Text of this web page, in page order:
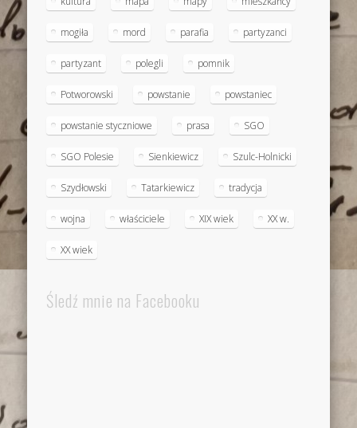
mogiła mord parafia partyzanci
partyzant polegli pomnik
Potworowski powstanie powstaniec
powstanie styczniowe prasa SGO
SGO Polesie Sienkiewicz Szulc-Holnicki
Szydłowski Tatarkiewicz tradycja
wojna właściciele XIX wiek XX w.
XX wiek
Śledź mnie na Facebooku